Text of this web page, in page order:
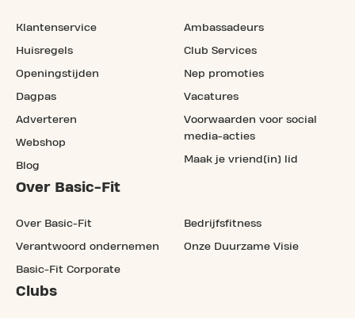
Klantenservice
Huisregels
Openingstijden
Dagpas
Adverteren
Webshop
Blog
Ambassadeurs
Club Services
Nep promoties
Vacatures
Voorwaarden voor social
media-acties
Maak je vriend(in) lid
Over Basic-Fit
Over Basic-Fit
Verantwoord ondernemen
Basic-Fit Corporate
Bedrijfsfitness
Onze Duurzame Visie
Clubs